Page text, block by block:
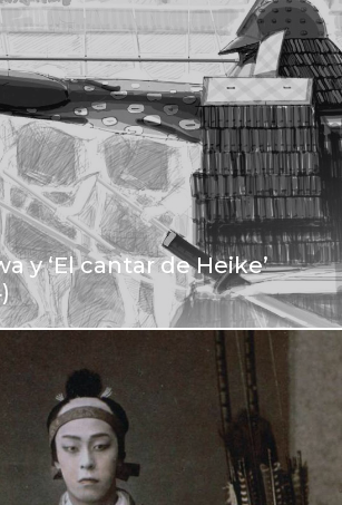
y ‘El cantar de Heike’